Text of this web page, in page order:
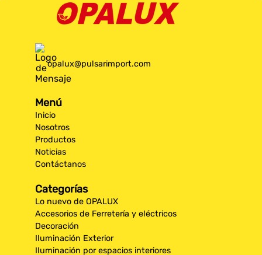
opalux@pulsarimport.com
Menú
Inicio
Nosotros
Productos
Noticias
Contáctanos
Categorías
Lo nuevo de OPALUX
Accesorios de Ferretería y eléctricos
Decoración
Iluminación Exterior
Iluminación por espacios interiores